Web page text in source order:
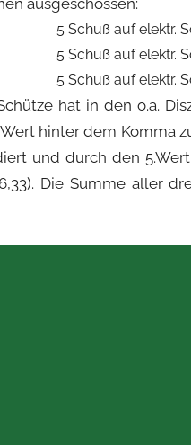
ausgeschossen:
5 Schuß auf elektr.
5 Schuß auf elektr.
5 Schuß auf elektr.
hat in den o.a.
hinter dem Komma
und durch den
Die Summe aller